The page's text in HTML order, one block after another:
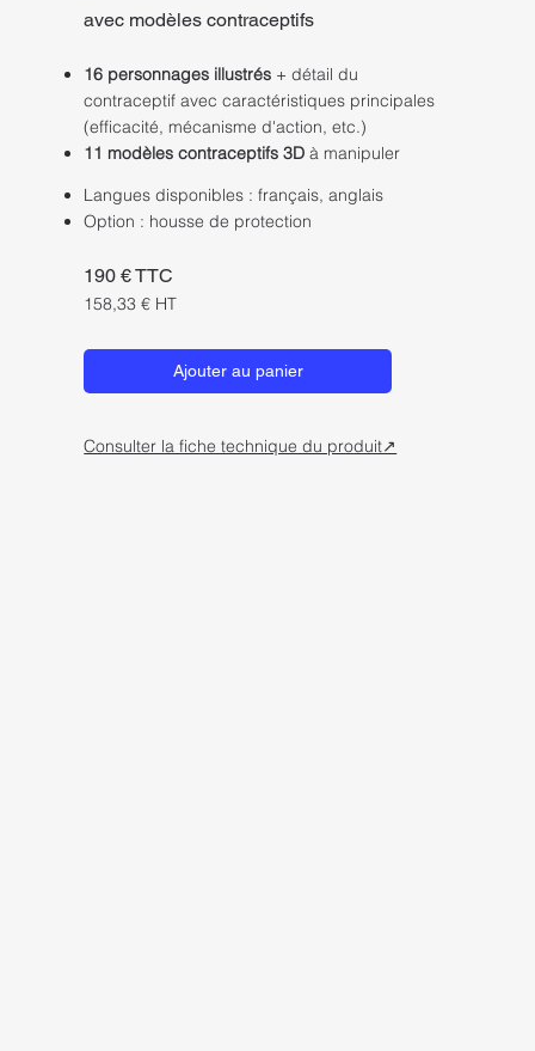
avec modèles contraceptifs
16 personnages illustrés + détail du
contraceptif avec caractéristiques principales
(efficacité, mécanisme d'action, etc.)
11 modèles contraceptifs 3D à manipuler
Langues disponibles : français, anglais
Option : housse de protection
190 € TTC
158,33 € HT
Ajouter au panier
Consulter la fiche technique du produit↗